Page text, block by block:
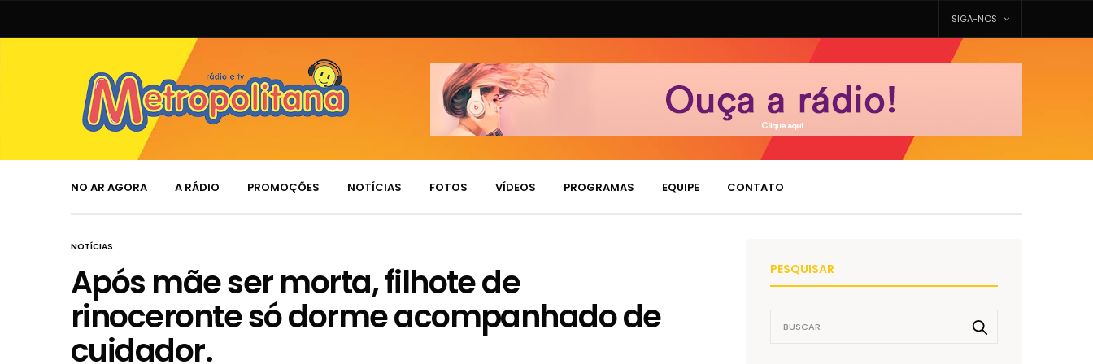
SIGA-NOS
NO AR AGORA A RÁDIO PROMOÇÕES NOTÍCIAS FOTOS VÍDEOS PROGRAMAS EQUIPE CONTATO
NOTÍCIAS
Após mãe ser morta, filhote de
rinoceronte só dorme acompanhado de
cuidador.
PESQUISAR